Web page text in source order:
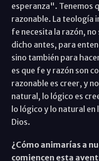
esperanza". Tenemos
razonable. La teología
fe necesita la razón,
dicho antes, para
sino también para
es que fe y razón son
razonable es creer, y
natural, lo lógico es
lo lógico y lo natural en
Dios.
¿Cómo animarías a
comiencen esta